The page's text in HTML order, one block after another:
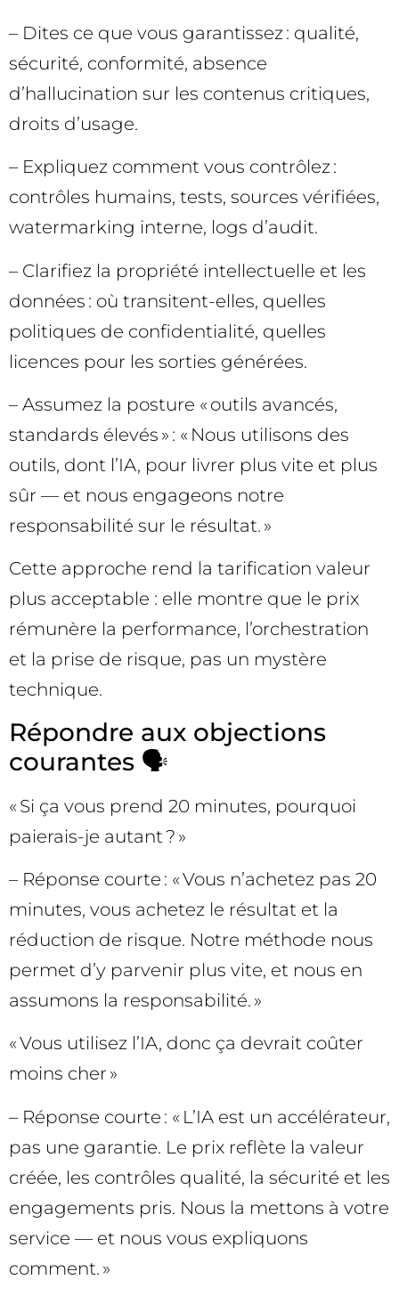
– Dites ce que vous garantissez : qualité,
sécurité, conformité, absence
d’hallucination sur les contenus critiques,
droits d’usage.
– Expliquez comment vous contrôlez :
contrôles humains, tests, sources vérifiées,
watermarking interne, logs d’audit.
– Clarifiez la propriété intellectuelle et les
données : où transitent-elles, quelles
politiques de confidentialité, quelles
licences pour les sorties générées.
– Assumez la posture « outils avancés,
standards élevés » : « Nous utilisons des
outils, dont l’IA, pour livrer plus vite et plus
sûr — et nous engageons notre
responsabilité sur le résultat. »
Cette approche rend la tarification valeur
plus acceptable : elle montre que le prix
rémunère la performance, l’orchestration
et la prise de risque, pas un mystère
technique.
Répondre aux objections
courantes 🗣️
« Si ça vous prend 20 minutes, pourquoi
paierais-je autant ? »
– Réponse courte : « Vous n’achetez pas 20
minutes, vous achetez le résultat et la
réduction de risque. Notre méthode nous
permet d’y parvenir plus vite, et nous en
assumons la responsabilité. »
« Vous utilisez l’IA, donc ça devrait coûter
moins cher »
– Réponse courte : « L’IA est un accélérateur,
pas une garantie. Le prix reflète la valeur
créée, les contrôles qualité, la sécurité et les
engagements pris. Nous la mettons à votre
service — et nous vous expliquons
comment. »